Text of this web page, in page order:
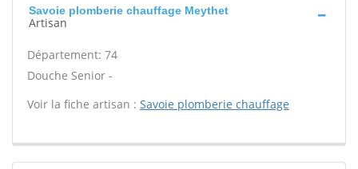
Savoie plomberie chauffage Meythet
Artisan
Département: 74
Douche Senior -
Voir la fiche artisan : Savoie plomberie chauffage